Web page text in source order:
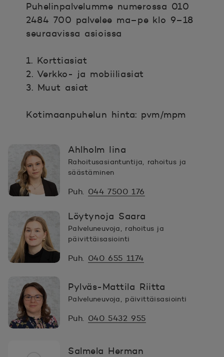
Puhelinpalvelumme numerossa 010
2484 700 palvelee ma–pe klo 9–18
seuraavissa asioissa
1. Korttiasiat
2. Verkko- ja mobiiliasiat
3. Muut asiat
Kotimaanpuhelun hinta: pvm/mpm
Ahlholm Iina
Rahoitusasiantuntija, rahoitus ja
säästäminen
Puh. 044 7500 176
Löytynoja Saara
Palveluneuvoja, rahoitus ja
päivittäisasiointi
Puh. 040 655 1174
Pylväs-Mattila Riitta
Palveluneuvoja, päivittäisasiointi
Puh. 040 5432 955
Salmela Herman